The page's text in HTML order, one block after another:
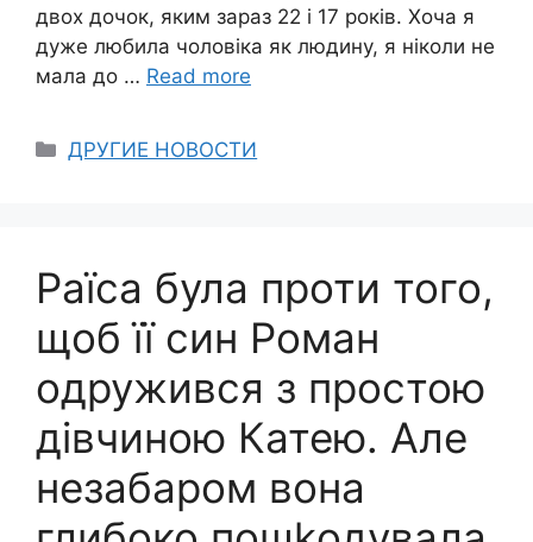
двох дочок, яким зараз 22 і 17 років. Хоча я
дуже любила чоловіка як людину, я ніколи не
мала до … Read more
Categories
ДРУГИЕ НОВОСТИ
Раїса була проти того,
щоб її син Роман
одружився з простою
дівчиною Катею. Але
незабаром вона